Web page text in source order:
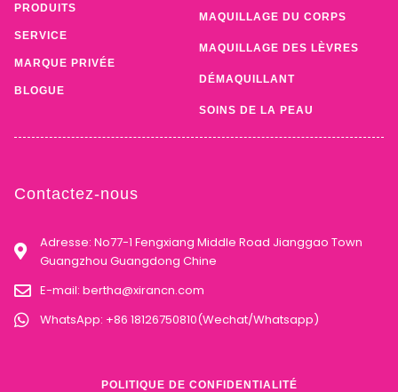
PRODUITS
SERVICE
MARQUE PRIVÉE
BLOGUE
MAQUILLAGE DU CORPS
MAQUILLAGE DES LÈVRES
DÉMAQUILLANT
SOINS DE LA PEAU
Contactez-nous
Adresse: No77-1 Fengxiang Middle Road Jianggao Town
Guangzhou Guangdong Chine
E-mail: bertha@xirancn.com
WhatsApp: +86 18126750810(Wechat/Whatsapp)
POLITIQUE DE CONFIDENTIALITÉ